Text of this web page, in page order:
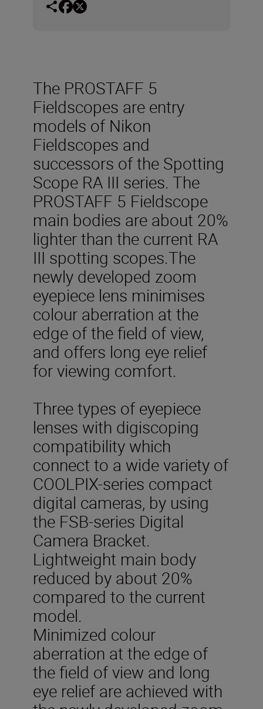
The PROSTAFF 5
Fieldscopes are entry
models of Nikon
Fieldscopes and
successors of the Spotting
Scope RA III series. The
PROSTAFF 5 Fieldscope
main bodies are about 20%
lighter than the current RA
III spotting scopes.The
newly developed zoom
eyepiece lens minimises
colour aberration at the
edge of the field of view,
and offers long eye relief
for viewing comfort.
Three types of eyepiece
lenses with digiscoping
compatibility which
connect to a wide variety of
COOLPIX-series compact
digital cameras, by using
the FSB-series Digital
Camera Bracket.
Lightweight main body
reduced by about 20%
compared to the current
model.
Minimized colour
aberration at the edge of
the field of view and long
eye relief are achieved with